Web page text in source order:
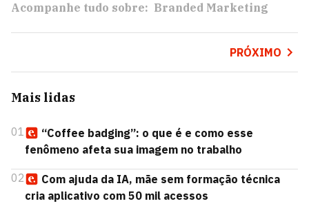
Acompanhe tudo sobre: Branded Marketing
PRÓXIMO
Mais lidas
01
“Coffee badging”: o que é e como esse
fenômeno afeta sua imagem no trabalho
02
Com ajuda da IA, mãe sem formação técnica
cria aplicativo com 50 mil acessos